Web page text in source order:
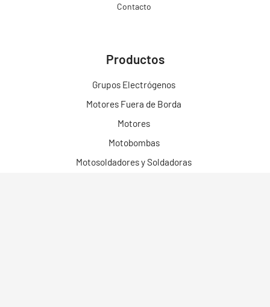
Contacto
Productos
Grupos Electrógenos
Motores Fuera de Borda
Motores
Motobombas
Motosoldadores y Soldadoras